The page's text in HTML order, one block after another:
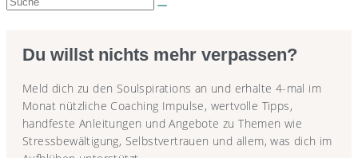
Du willst nichts mehr verpassen?
Meld dich zu den Soulspirations an und erhalte 4-mal im
Monat nützliche Coaching Impulse, wertvolle Tipps,
handfeste Anleitungen und Angebote zu Themen wie
Stressbewältigung, Selbstvertrauen und allem, was dich im